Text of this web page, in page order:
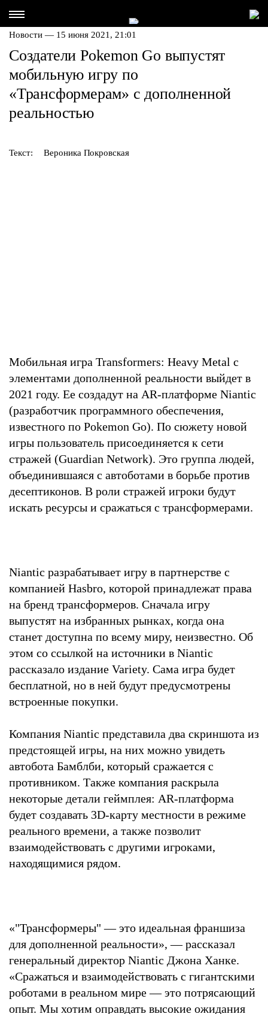
Новости — 15 июня 2021, 21:01
Создатели Pokemon Go выпустят
мобильную игру по
«Трансформерам» с дополненной
реальностью
Текст: Вероника Покровская
Мобильная игра Transformers: Heavy Metal с
элементами дополненной реальности выйдет в
2021 году. Ее создадут на AR-платформе Niantic
(разработчик программного обеспечения,
известного по Pokemon Go). По сюжету новой
игры пользователь присоединяется к сети
стражей (Guardian Network). Это группа людей,
объединившаяся с автоботами в борьбе против
десептиконов. В роли стражей игроки будут
искать ресурсы и сражаться с трансформерами.
Niantic разрабатывает игру в партнерстве с
компанией Hasbro, которой принадлежат права
на бренд трансформеров. Сначала игру
выпустят на избранных рынках, когда она
станет доступна по всему миру, неизвестно. Об
этом со ссылкой на источники в Niantic
рассказало издание Variety. Сама игра будет
бесплатной, но в ней будут предусмотрены
встроенные покупки.
Компания Niantic представила два скриншота из
предстоящей игры, на них можно увидеть
автобота Бамблби, который сражается с
противником. Также компания раскрыла
некоторые детали геймплея: AR-платформа
будет создавать 3D-карту местности в режиме
реального времени, а также позволит
взаимодействовать с другими игроками,
находящимися рядом.
«"Трансформеры" — это идеальная франшиза
для дополненной реальности», — рассказал
генеральный директор Niantic Джона Ханке.
«Сражаться и взаимодействовать с гигантскими
роботами в реальном мире — это потрясающий
опыт. Мы хотим оправдать высокие ожидания